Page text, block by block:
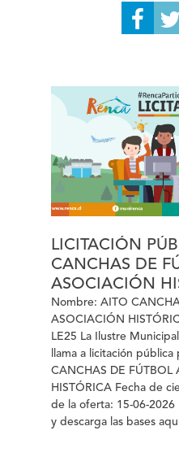
documental, así como
administrativo a los
Interesados e
y descargar las bases a
LICITACIÓN
CANCHAS DE
ASOCIACIÓN
Nombre: AITO
ASOCIACIÓN
LE25 La Ilustre
llama a licitación pública
CANCHAS DE FÚTBOL
HISTÓRICA Fecha de
de la oferta: 15-06-2026
y descarga las bases